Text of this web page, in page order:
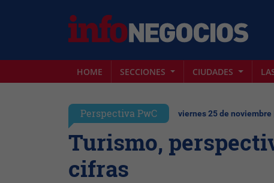
HOME SECCIONES CIUDADES
Perspectiva PwC viernes 25 de noviembre
Turismo,
cifras